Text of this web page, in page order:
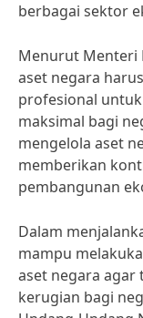
berbagai sektor
Menurut Menteri
aset negara
profesional
maksimal bagi
mengelola aset
memberikan
pembangunan
Dalam
mampu
aset negara agar
kerugian bagi